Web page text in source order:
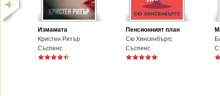
Измамата
Кристен Ритър
Съспенс
Пенсионният план
Сю Хинсенбъргс
Съспенс